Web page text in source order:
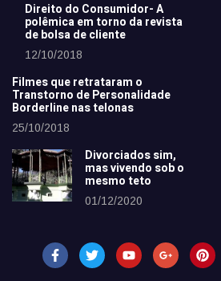
Direito do Consumidor- A
polêmica em torno da revista
de bolsa de cliente
12/10/2018
Filmes que retrataram o
Transtorno de Personalidade
Borderline nas telonas
25/10/2018
Divorciados sim,
mas vivendo sob o
mesmo teto
01/12/2020